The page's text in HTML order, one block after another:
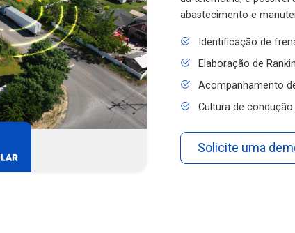
abastecimento e
Identificação de
Elaboração de
Acompanhamento
Cultura de
Solicite uma